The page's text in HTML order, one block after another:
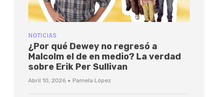
NOTICIAS
¿Por qué Dewey no regresó a
Malcolm el de en medio? La verdad
sobre Erik Per Sullivan
Abril 10, 2026 · Pamela López